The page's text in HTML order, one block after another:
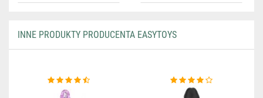
INNE PRODUKTY PRODUCENTA EASYTOYS